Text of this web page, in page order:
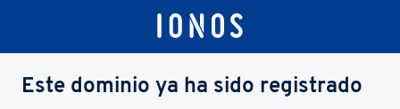
Este dominio ya ha sido registrado